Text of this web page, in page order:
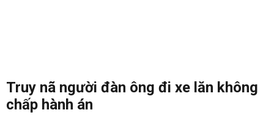
Truy nã người đàn ông đi xe lăn không
chấp hành án